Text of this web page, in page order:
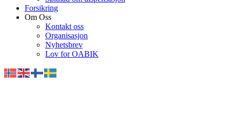
Forsikring
Om Oss
Kontakt oss
Organisasjon
Nyhetsbrev
Lov for OABIK